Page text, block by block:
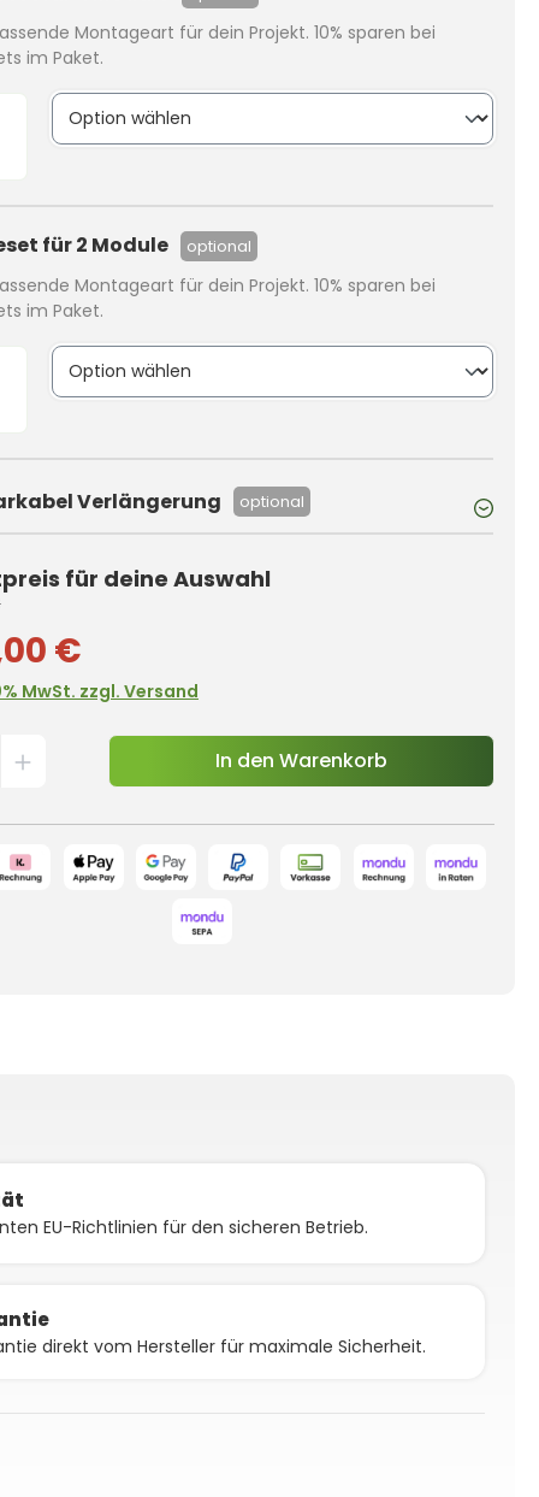
Montageart für dein Projekt. 10% sparen bei
im Paket.
für 2 Module optional
Montageart für dein Projekt. 10% sparen bei
im Paket.
Verlängerung optional
für deine Auswahl
€
MwSt. zzgl. Versand
In den Warenkorb
EU-Richtlinien für den sicheren Betrieb.
direkt vom Hersteller für maximale Sicherheit.